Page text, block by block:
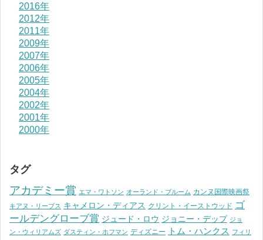
2016年
2012年
2011年
2009年
2007年
2006年
2005年
2004年
2002年
2001年
2000年
タグ
アカデミー賞 エマ・ワトソン オーランド・ブルーム カンヌ国際映画祭
キアヌ・リーブス キャメロン・ディアス クリント・イーストウッド ゴ
ールデングローブ賞 ジュード・ロウ ジョニー・デップ ジョ
ン・ウィリアムズ ダスティン・ホフマン ディズニー トム・ハンクス フィリ